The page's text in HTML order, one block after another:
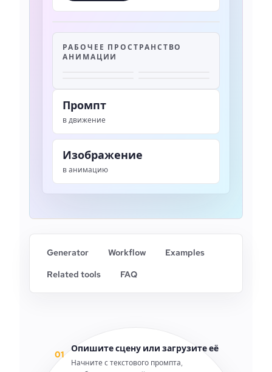
РАБОЧЕЕ ПРОСТРАНСТВО
АНИМАЦИИ
Промпт
в движение
Изображение
в анимацию
Generator Workflow
Examples
Related tools
FAQ
01
Опишите сцену или загрузите её
Начните с текстового промпта,